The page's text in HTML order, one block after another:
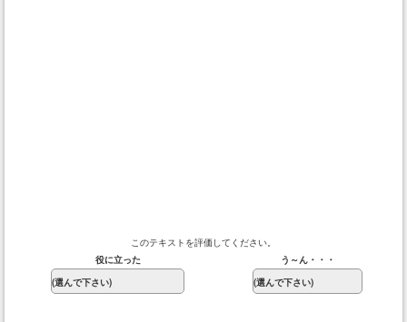
このテキストを評価してください。
役に立った
う～ん・・・